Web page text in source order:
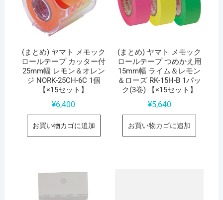
(まとめ) ヤマト メモック
ロールテープ カッター付
25mm幅 レモン＆オレン
ジ NORK-25CH-6C 1個
【×15セット】
¥6,400
お買い物カゴに追加
(まとめ) ヤマト メモック
ロールテープ つめかえ用
15mm幅 ライム＆レモン
＆ローズ RK-15H-B 1パッ
ク(3巻) 【×15セット】
¥5,640
お買い物カゴに追加